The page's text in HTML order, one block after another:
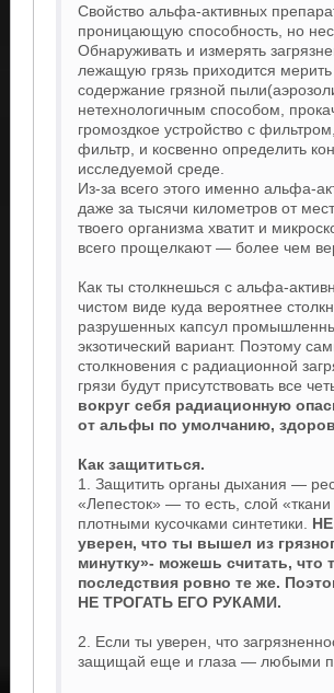
Свойство альфа-активных
проницающую способность, но
Обнаруживать и измерять
лежащую грязь приходится
содержание грязной
нетехнологичным способом,
громоздкое устройство с
фильтр, и косвенно определить
исследуемой среде.
Из-за всего этого именно альфа-
даже за тысячи километров от
твоего организма хватит и
всего прощелкают — более чем
Как ты столкнешься с альфа-
чистом виде куда вероятнее
разрушенных капсул
экзотический вариант. Поэтому
столкновения с радиационной
грязи будут присутствовать все
вокруг себя радиационную
от альфы по умолчанию,
Как защититься.
1. Защитить органы дыхания —
«Лепесток» — то есть, слой
плотными кусочками синтетики.
уверен, что ты вышел из
минутку»- можешь считать, что
последствия ровно те же.
НЕ ТРОГАТЬ ЕГО РУКАМИ.
2. Если ты уверен, что
защищай еще и глаза — любыми